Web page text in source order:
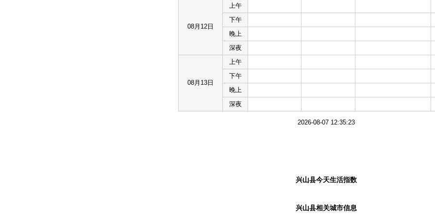
08月12日
上午
下午
晚上
深夜
08月13日
上午
下午
晚上
深夜
2026-08-07 12:35:23
兴山县今天生活指数
兴山县相关城市信息